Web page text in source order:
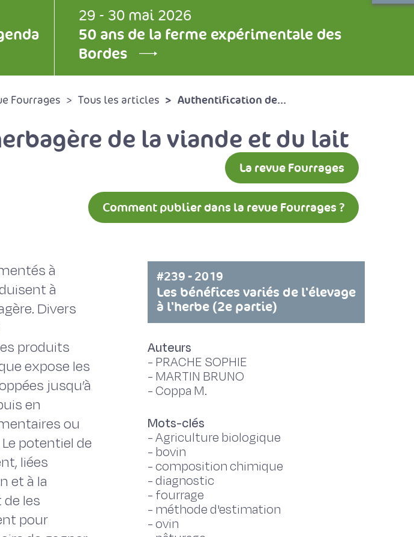
29 - 30 mai 2026
50 ans de la ferme expérimentale des
Bordes
Fourrages Tous les articles Authentification de...
de la viande et du lait
La revue Fourrages
Comment publier dans la revue Fourrages ?
à
à
Divers
produits
expose les
jusqu’à
en
ou
potentiel de
liées
et à la
les
pour
#239 - 2019
Les bénéfices variés de l'élevage
à l'herbe (2e partie)
Auteurs
- PRACHE SOPHIE
- MARTIN BRUNO
-Coppa M.
Mots-clés
-Agriculture biologique
- bovin
-composition chimique
-diagnostic
- fourrage
- méthode d'estimation
-ovin